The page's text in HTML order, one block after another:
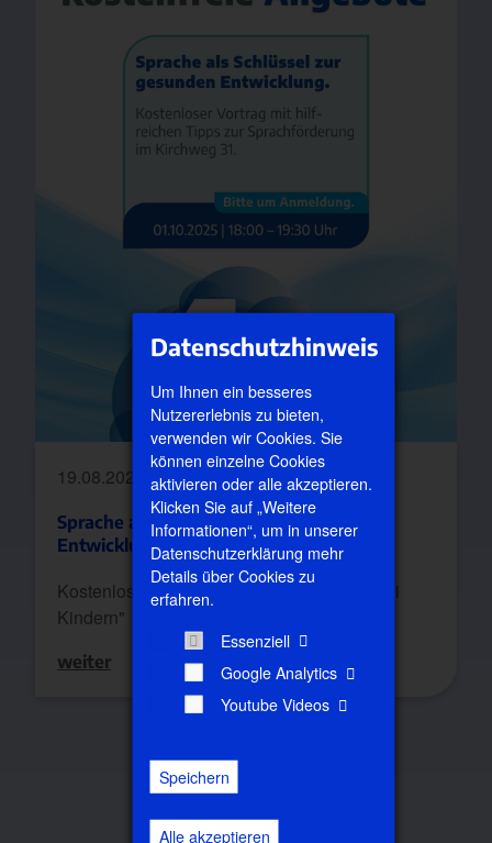
19.08.2025
Sprache als Schlüssel zur gesunden
Entwicklung
Kostenloser Vortrag "Sprachentwicklung bei
Kindern"
weiter
Datenschutzhinweis
Um Ihnen ein besseres
Nutzererlebnis zu bieten,
verwenden wir Cookies. Sie
können einzelne Cookies
aktivieren oder alle akzeptieren.
Klicken Sie auf „Weitere
Informationen“, um in unserer
Datenschutzerklärung mehr
Details über Cookies zu
erfahren.
Essenziell
Google Analytics
Youtube Videos
Speichern
Alle akzeptieren